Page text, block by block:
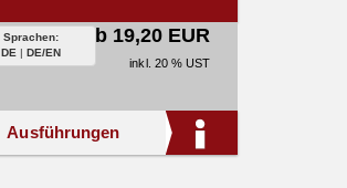
Sprachen:
DE | DE/EN
ab 19,20 EUR
inkl. 20 % UST
Ausführungen